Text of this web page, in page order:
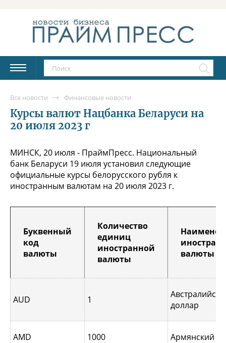
Все новости Финансовые новости
Курсы валют Нацбанка Беларуси на
20 июля 2023 г
МИНСК, 20 июля - ПраймПресс. Национальный
банк Беларуси 19 июля установил следующие
официальные курсы белорусского рубля к
иностранным валютам на 20 июля 2023 г.
Буквенный
код
валюты
Количество
единиц
иностранной
валюты
валюты
AUD 1
доллар
AMD 1000 Армянский